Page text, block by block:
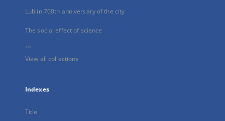
Lublin 700th anniversary of the city
The social effect of science
...
View all collections
Indexes
Title